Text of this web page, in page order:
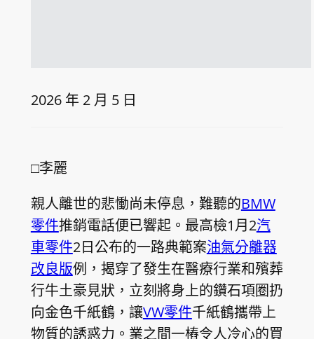
2026 年 2 月 5 日
□李麗
親人離世的悲慟尚未停息，難聽的BMW
零件推銷電話便已響起。最高檢1月2汽
車零件2日公布的一路典範案油氣分離器
改良版例，揭穿了發生在醫療行業和殯葬
行牛土豪見狀，立刻將身上的鑽石項圈扔
向金色千紙鶴，讓VW零件千紙鶴攜帶上
物質的誘惑力。業之間一樁令人冷心的買